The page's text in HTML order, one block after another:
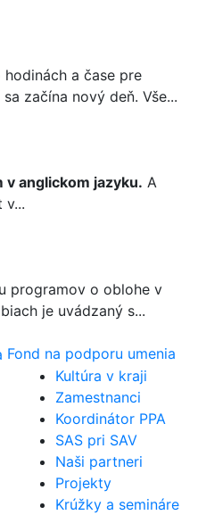
hodinách a čase pre
začína nový deň. Vše...
v anglickom jazyku. A
v...
programov o oblohe v
je uvádzaný s...
Fond na podporu umenia
Kultúra v kraji
Zamestnanci
Koordinátor PPA
SAS pri SAV
Naši partneri
Projekty
Krúžky a semináre